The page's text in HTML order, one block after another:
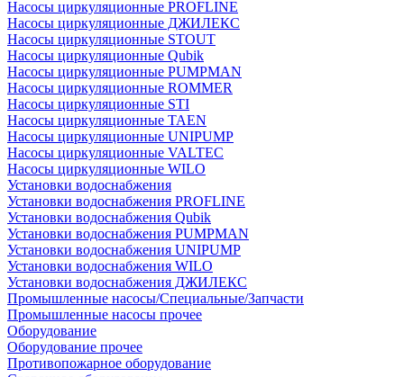
Насосы циркуляционные PROFLINE
Насосы циркуляционные ДЖИЛЕКС
Насосы циркуляционные STOUT
Насосы циркуляционные Qubik
Насосы циркуляционные PUMPMAN
Насосы циркуляционные ROMMER
Насосы циркуляционные STI
Насосы циркуляционные TAEN
Насосы циркуляционные UNIPUMP
Насосы циркуляционные VALTEC
Насосы циркуляционные WILO
Установки водоснабжения
Установки водоснабжения PROFLINE
Установки водоснабжения Qubik
Установки водоснабжения PUMPMAN
Установки водоснабжения UNIPUMP
Установки водоснабжения WILO
Установки водоснабжения ДЖИЛЕКС
Промышленные насосы/Специальные/Запчасти
Промышленные насосы прочее
Оборудование
Оборудование прочее
Противопожарное оборудование